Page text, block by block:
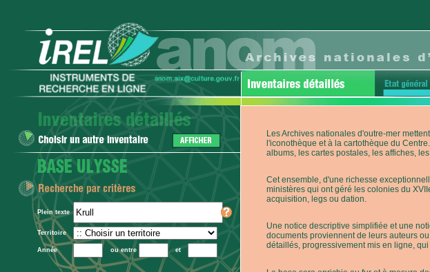
Plein texte
Territoire
Année ou entre et
Les Archives nationales d'outre-mer
l'iconothèque et à la cartothèque du
albums, les cartes postales, les affiches,
Cet ensemble, d'une richesse
ministères qui ont géré les colonies du
acquisition, legs ou dation.
Une notice descriptive simplifiée et une
documents proviennent de leurs auteurs
détaillés, progressivement mis en ligne,